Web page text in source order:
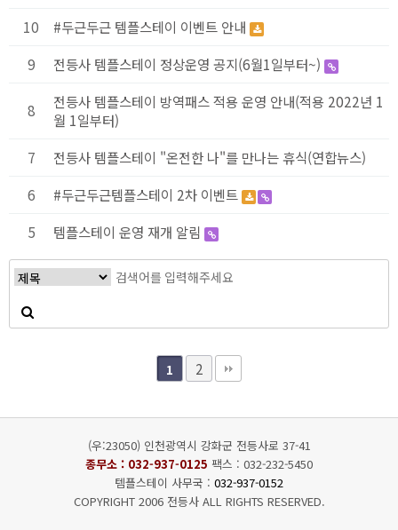
10
#두근두근 템플스테이 이벤트 안내
9
전등사 템플스테이 정상운영 공지(6월1일부터~)
8
전등사 템플스테이 방역패스 적용 운영 안내(적용 2022년 1
월 1일부터)
7
전등사 템플스테이 "온전한 나"를 만나는 휴식(연합뉴스)
6
#두근두근템플스테이 2차 이벤트
5
템플스테이 운영 재개 알림
1 2
(우:23050) 인천광역시 강화군 전등사로 37-41
종무소 : 032-937-0125 팩스 : 032-232-5450
템플스테이 사무국 : 032-937-0152
COPYRIGHT 2006 전등사 ALL RIGHTS RESERVED.